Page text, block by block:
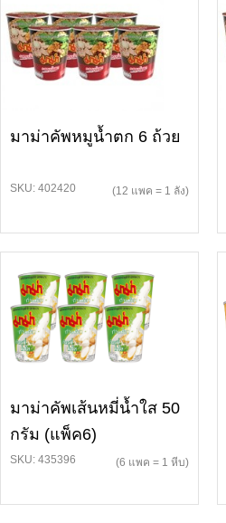
มาม่าคัพหมูน้ำตก 6 ถ้วย
SKU: 402420 (12 แพค = 1 ลัง)
มาม่าคัพเส้นหมี่น้ำใส 50
กรัม (แพ็ค6)
SKU: 435396 (6 แพค = 1 หีบ)